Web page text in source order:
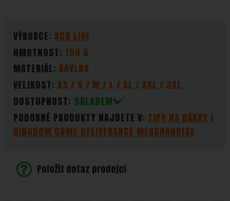
PARAMETRY
VÝROBCE: KCD LIVE
HMOTNOST: 150 G
MATERIÁL: BAVLNA
VELIKOST:XS / S / M / L / XL / XXL / 3XL
DOSTUPNOST: SKLADEM
PODOBNÉ PRODUKTY NAJDETE V: TIPY NA DÁRKY
KINGDOM COME DELIVERANCE MERCHANDISE
Položit dotaz prodejci